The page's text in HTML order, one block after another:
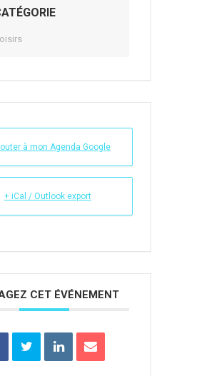
à mon Agenda Google
+ iCal / Outlook export
CET ÉVÉNEMENT